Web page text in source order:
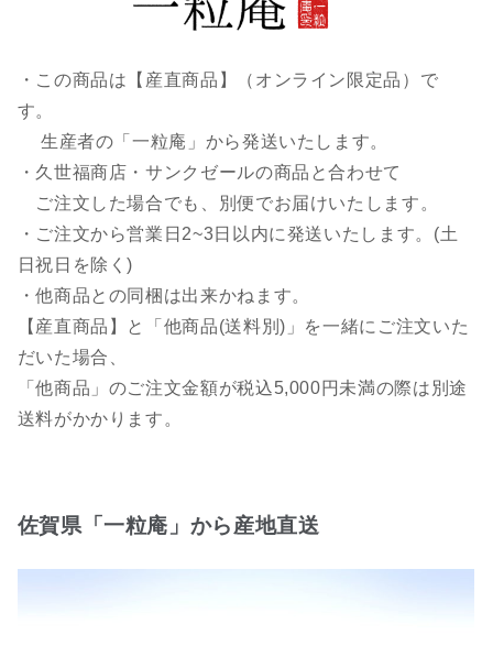
・この商品は【産直商品】（オンライン限定品）で
す。
生産者の「一粒庵」から発送いたします。
・久世福商店・サンクゼールの商品と合わせて
ご注文した場合でも、別便でお届けいたします。
・ご注文から営業日2~3日以内に発送いたします。(土
日祝日を除く)
・他商品との同梱は出来かねます。
【産直商品】と「他商品(送料別)」を一緒にご注文いた
だいた場合、
「他商品」のご注文金額が税込5,000円未満の際は別途
送料がかかります。
佐賀県「一粒庵」から産地直送